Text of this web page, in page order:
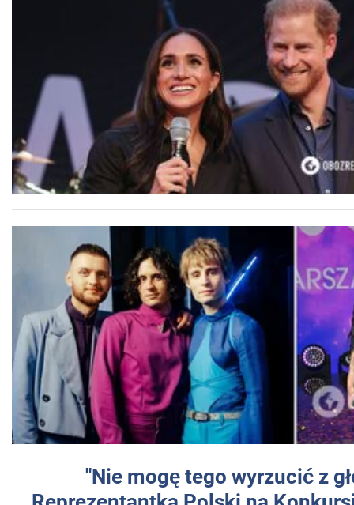
"Nie mogę tego wyrzucić z